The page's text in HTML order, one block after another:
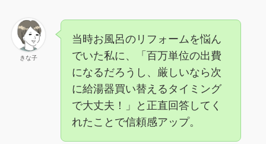
きな子
当時お風呂のリフォームを悩ん
でいた私に、「百万単位の出費
になるだろうし、厳しいなら次
に給湯器買い替えるタイミング
で大丈夫！」と正直回答してく
れたことで信頼感アップ。